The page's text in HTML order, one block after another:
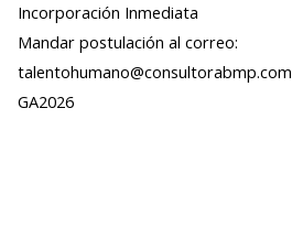
Incorporación Inmediata
Mandar postulación al correo:
talentohumano@consultorabmp.com
GA2026